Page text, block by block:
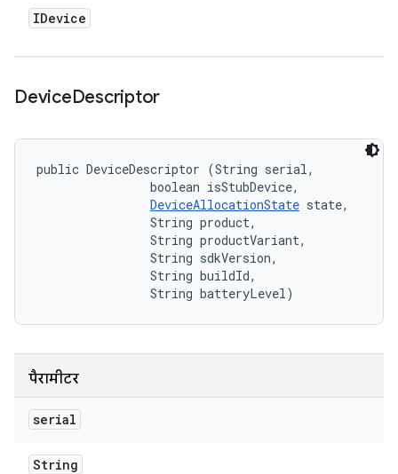
IDevice
DeviceDescriptor
public DeviceDescriptor (String serial,
                boolean isStubDevice,
DeviceAllocationState state,
                String product,
                String productVariant,
                String sdkVersion,
                String buildId,
                String batteryLevel)
पैरामीटर
serial
String